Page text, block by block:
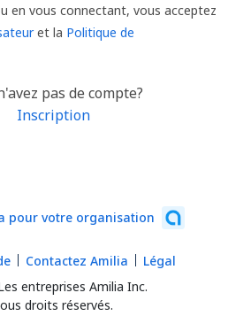
en vous connectant, vous acceptez
et la Politique de
pas de compte?
Inscription
pour votre organisation
entreprises Amilia Inc.
droits réservés.
Contactez Amilia Légal